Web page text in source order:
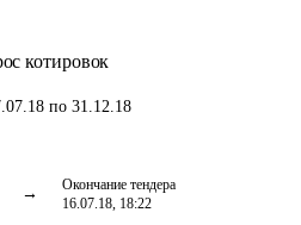
котировок
по 31.12.18
Окончание тендера
16.07.18, 18:22